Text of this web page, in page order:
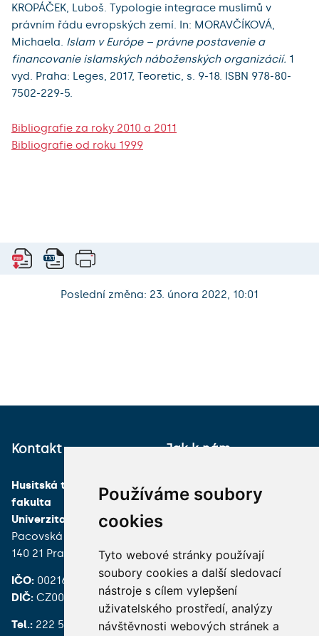
Používáme soubory
cookies
Tyto webové stránky používají
soubory cookies a další sledovací
nástroje s cílem vylepšení
uživatelského prostředí, analýzy
návštěvnosti webových stránek a
KROPÁČEK, Luboš. Typologie integrace muslimů v
právním řádu evropských zemí. In: MORAVČÍKOVÁ,
Michaela. Islam v Európe – právne postavenie a
financovanie islamských náboženských organizácií. 1
vyd. Praha: Leges, 2017, Teoretic, s. 9-18. ISBN 978-80-
7502-229-5.
Bibliografie za roky 2010 a 2011
Bibliografie od roku 1999
Poslední změna: 23. února 2022, 10:01
Kontakt
Husitská teologická
fakulta
Univerzita Karlova
Pacovská 350/4
140 21 Praha 4
IČO: 00216208
DIČ: CZ00216208
Tel.: 222 539 200
Jak k nám